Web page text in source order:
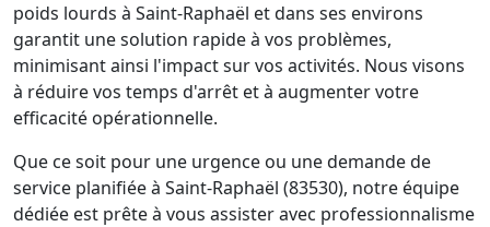
poids lourds à Saint-Raphaël et dans ses environs
garantit une solution rapide à vos problèmes,
minimisant ainsi l'impact sur vos activités. Nous visons
à réduire vos temps d'arrêt et à augmenter votre
efficacité opérationnelle.
Que ce soit pour une urgence ou une demande de
service planifiée à Saint-Raphaël (83530), notre équipe
dédiée est prête à vous assister avec professionnalisme